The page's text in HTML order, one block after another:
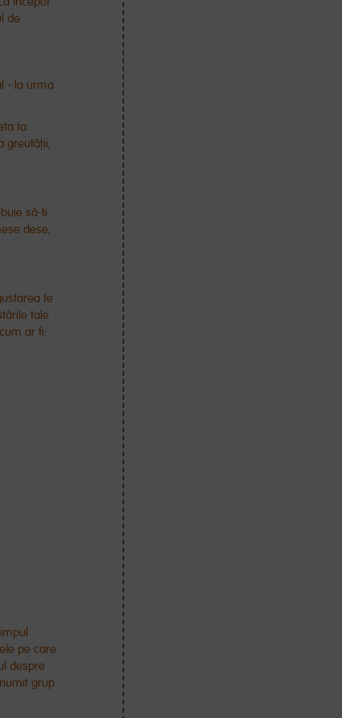
de
- la urma
ta.
greutății,
să-ti
dese,
te
tale
ar fi:
pe care
despre
grup